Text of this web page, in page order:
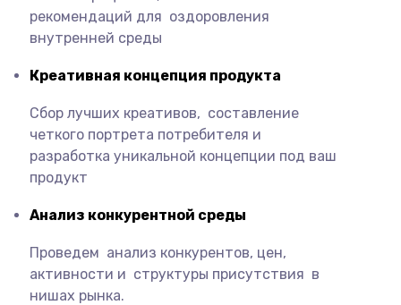
рекомендаций для оздоровления
внутренней среды
Креативная концепция продукта
Сбор лучших креативов, составление
четкого портрета потребителя и
разработка уникальной концепции под ваш
продукт
Анализ конкурентной среды
Проведем анализ конкурентов, цен,
активности и структуры присутствия в
нишах рынка.